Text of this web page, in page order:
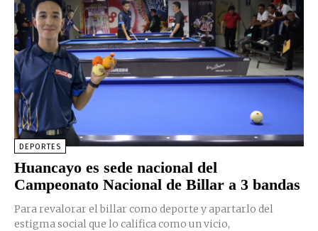
DEPORTES
Huancayo es sede nacional del
Campeonato Nacional de Billar a 3 bandas
Para revalorar el billar como deporte y apartarlo del
estigma social que lo califica como un vicio,